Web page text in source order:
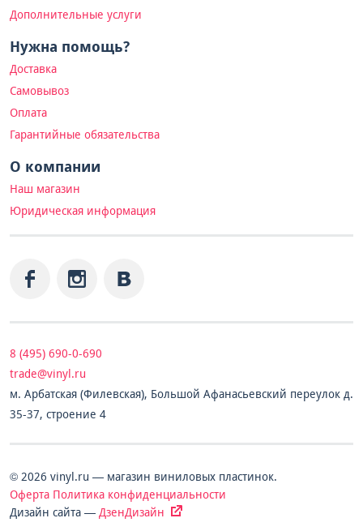
Дополнительные услуги
Нужна помощь?
Доставка
Самовывоз
Оплата
Гарантийные обязательства
О компании
Наш магазин
Юридическая информация
8 (495) 690-0-690
trade@vinyl.ru
м. Арбатская (Филевская), Большой Афанасьевский переулок д.
35-37, строение 4
© 2026 vinyl.ru — магазин виниловых пластинок.
Оферта Политика конфиденциальности
Дизайн сайта — ДзенДизайн